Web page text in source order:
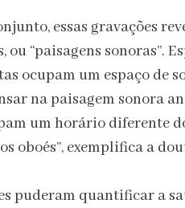
essas gravações
“paisagens sonoras”.
ocupam um espaço de
na paisagem sonora
um horário diferente
oboés”, exemplifica a
puderam quantificar a